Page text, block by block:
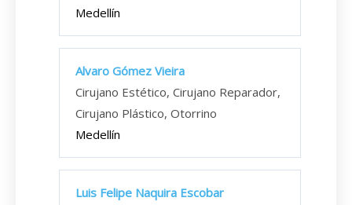
Medellín
Alvaro Gómez Vieira
Cirujano Estético, Cirujano Reparador,
Cirujano Plástico, Otorrino
Medellín
Luis Felipe Naquira Escobar